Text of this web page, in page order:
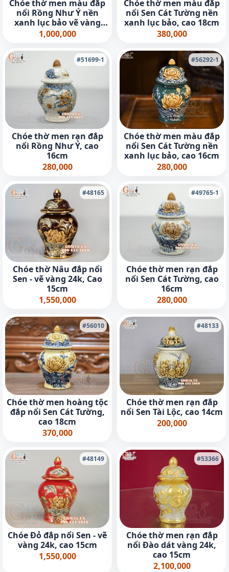
Chóe thờ men màu đắp
nổi Rồng Như Ý nền
xanh lục bảo vẽ vàng
24k, cao 16cm
1,000,000
Chóe thờ men màu đắp
nổi Sen Cát Tường nền
xanh lục bảo, cao 18cm
380,000
#51699-1
Chóe thờ men rạn đắp
nổi Rồng Như Ý, cao
16cm
280,000
#56292-1
Chóe thờ men màu đắp
nổi Sen Cát Tường nền
xanh lục bảo, cao 16cm
280,000
#48165
Chóe thờ Nâu đắp nổi
Sen - vẽ vàng 24k, Cao
15cm
1,550,000
#49765-1
Chóe thờ men rạn đắp
nổi Sen Cát Tường, cao
16cm
280,000
#56010
Chóe thờ men hoàng tộc
đắp nổi Sen Cát Tường,
cao 18cm
370,000
#48133
Chóe thờ men rạn đắp
nổi Sen Tài Lộc, cao 14cm
200,000
#48149
Chóe Đỏ đắp nổi Sen - vẽ
vàng 24k, cao 15cm
1,550,000
#53366
Chóe thờ men rạn đắp
nổi Đào dát vàng 24k,
cao 15cm
2,100,000